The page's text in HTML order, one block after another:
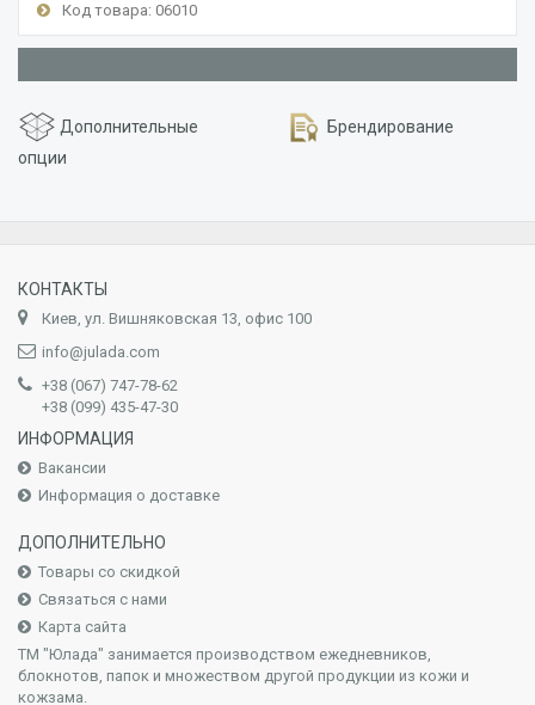
Код товара: 06010
Дополнительные
опции
Брендирование
КОНТАКТЫ
Киев, ул. Вишняковская 13, офис 100
info@julada.com
+38 (067) 747-78-62
+38 (099) 435-47-30
ИНФОРМАЦИЯ
Вакансии
Информация о доставке
ДОПОЛНИТЕЛЬНО
Товары со скидкой
Связаться с нами
Карта сайта
ТМ "Юлада" занимается производством ежедневников,
блокнотов, папок и множеством другой продукции из кожи и
кожзама.